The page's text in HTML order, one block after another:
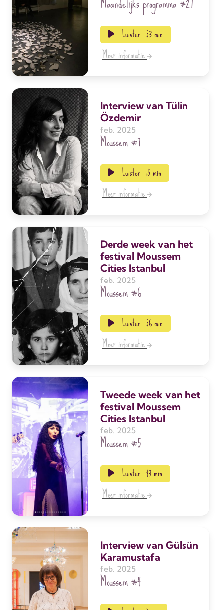
Luister 53 min
Meer informatie
Interview van Tülin
Özdemir
feb. 2025
Moussem#7
Luister 15 min
Meer informatie
Derde week van het
festival Moussem
Cities Istanbul
feb. 2025
Moussem#6
Luister 56 min
Meer informatie
Tweede week van het
festival Moussem
Cities Istanbul
feb. 2025
Moussem#5
Luister 43 min
Meer informatie
Interview van Gülsün
Karamustafa
feb. 2025
Moussem#4